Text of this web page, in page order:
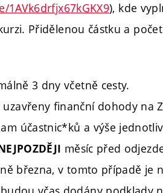
1AVk6drfjx67kGKX9), kde
Přidělenou částku a
3 dny včetně cesty.
finanční dohody na
účastnic*ků a výše
měsíc před
března, v tomto případě je